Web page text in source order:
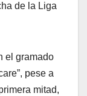
de la Liga
el gramado
pese a
mitad,